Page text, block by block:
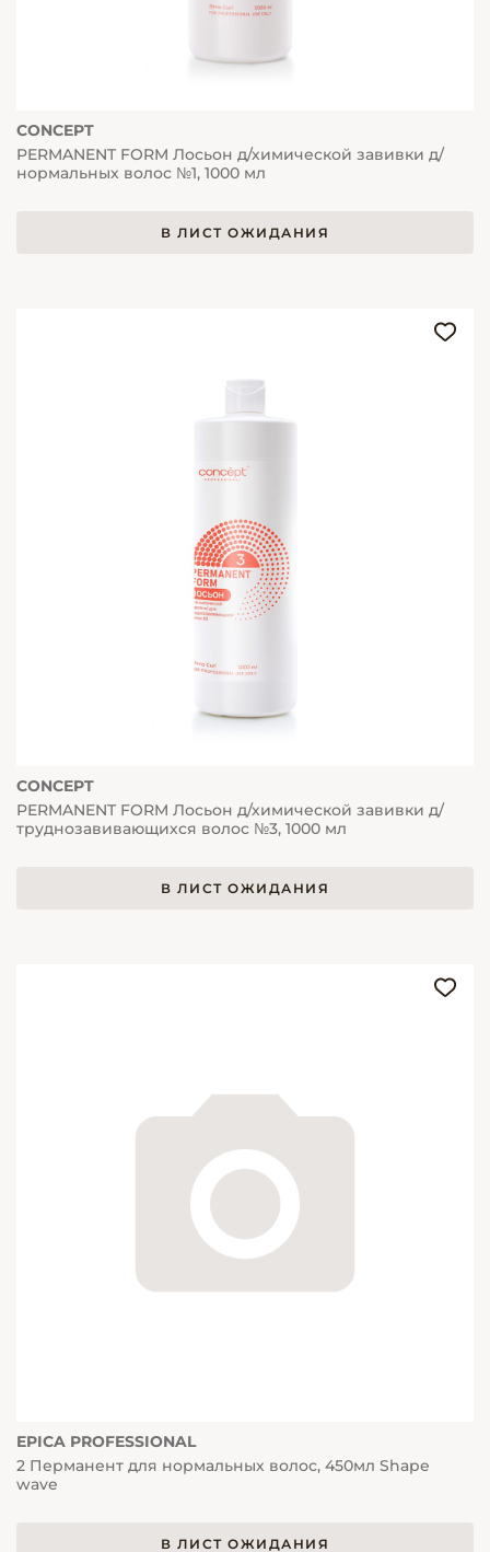
CONCEPT
PERMANENT FORM Лосьон д/химической завивки д/
нормальных волос №1, 1000 мл
В ЛИСТ ОЖИДАНИЯ
CONCEPT
PERMANENT FORM Лосьон д/химической завивки д/
труднозавивающихся волос №3, 1000 мл
В ЛИСТ ОЖИДАНИЯ
EPICA PROFESSIONAL
2 Перманент для нормальных волос, 450мл Shape
wave
В ЛИСТ ОЖИДАНИЯ